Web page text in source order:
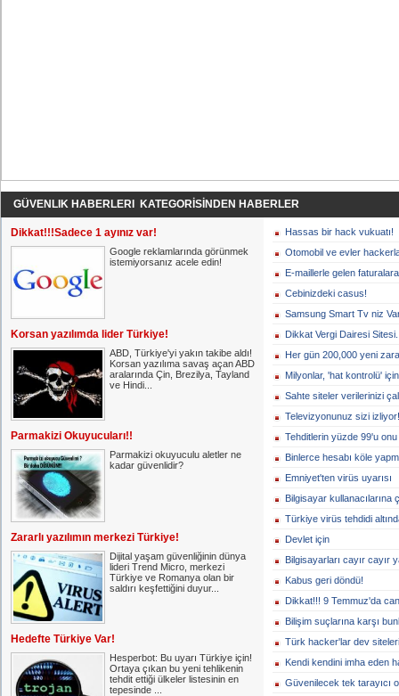
GÜVENLIK HABERLERI KATEGORİSİNDEN HABERLER
Dikkat!!!Sadece 1 ayınız var!
Google reklamlarında görünmek
istemiyorsanız acele edin!
Korsan yazılımda lider Türkiye!
ABD, Türkiye'yi yakın takibe aldı!
Korsan yazılıma savaş açan ABD
aralarında Çin, Brezilya, Tayland
ve Hindi...
Parmakizi Okuyucuları!!
Parmakizi okuyuculu aletler ne
kadar güvenlidir?
Zararlı yazılımın merkezi Türkiye!
Dijital yaşam güvenliğinin dünya
lideri Trend Micro, merkezi
Türkiye ve Romanya olan bir
saldırı keşfettiğini duyur...
Hedefte Türkiye Var!
Hesperbot: Bu uyarı Türkiye için!
Ortaya çıkan bu yeni tehlikenin
tehdit ettiği ülkeler listesinin en
tepesinde ...
Hassas bir hack vukuatı!
Otomobil ve evler
E-maillerle gelen
Cebinizdeki casus!
Samsung Smart Tv niz
Dikkat Vergi Dairesi
Her gün 200,000 yeni
Milyonlar, 'hat kontrolü'
Sahte siteler verilerinizi
Televizyonunuz sizi izliyor!
Tehditlerin yüzde 99'u onu
Binlerce hesabı köle
Emniyet'ten virüs uyarısı
Bilgisayar kullanacılarına
Türkiye virüs tehdidi
Devlet için
Bilgisayarları cayır cayır
Kabus geri döndü!
Dikkat!!! 9 Temmuz'da
Bilişim suçlarına karşı
Türk hacker'lar dev
Kendi kendini imha eden
Güvenilecek tek tarayıcı